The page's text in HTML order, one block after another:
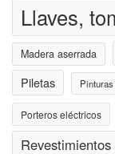
Llaves,
Madera aserrada
Piletas
Porteros eléctricos
Revestimientos